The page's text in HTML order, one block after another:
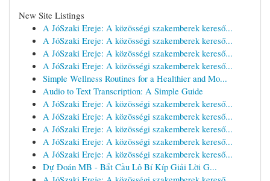
New Site Listings
A JóSzaki Ereje: A közösségi szakemberek kereső...
A JóSzaki Ereje: A közösségi szakemberek kereső...
A JóSzaki Ereje: A közösségi szakemberek kereső...
A JóSzaki Ereje: A közösségi szakemberek kereső...
Simple Wellness Routines for a Healthier and Mo...
Audio to Text Transcription: A Simple Guide
A JóSzaki Ereje: A közösségi szakemberek kereső...
A JóSzaki Ereje: A közösségi szakemberek kereső...
A JóSzaki Ereje: A közösségi szakemberek kereső...
A JóSzaki Ereje: A közösségi szakemberek kereső...
A JóSzaki Ereje: A közösségi szakemberek kereső...
Dự Đoán MB - Bắt Cầu Lô Bí Kíp Giải Lời G...